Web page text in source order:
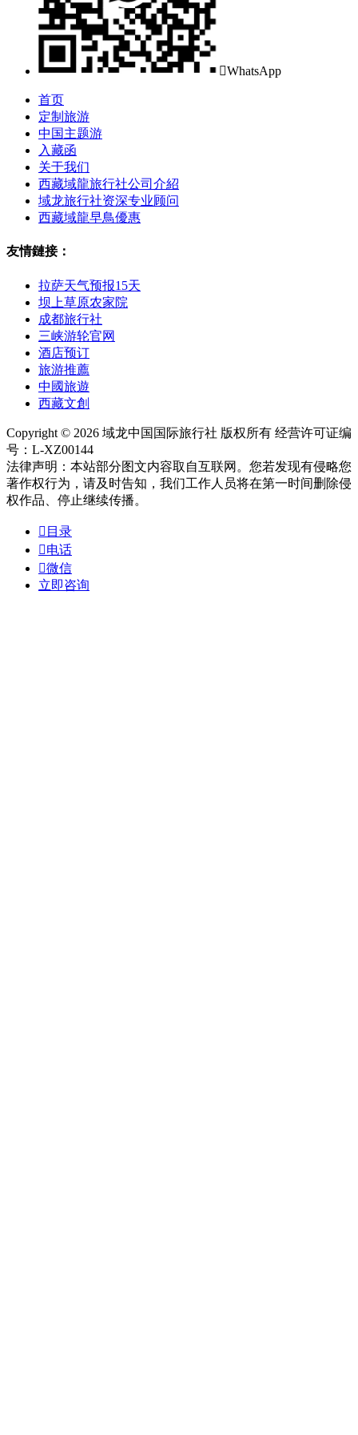
WhatsApp
首页
定制旅游
中国主题游
入藏函
关于我们
西藏域龍旅行社公司介紹
域龙旅行社资深专业顾问
西藏域龍早鳥優惠
友情鏈接：
拉萨天气预报15天
坝上草原农家院
成都旅行社
三峡游轮官网
酒店预订
旅游推薦
中國旅遊
西藏文創
Copyright © 2026 域龙中国国际旅行社 版权所有 经营许可证编
号：L-XZ00144
法律声明：本站部分图文内容取自互联网。您若发现有侵略您
著作权行为，请及时告知，我们工作人员将在第一时间删除侵
权作品、停止继续传播。
 目录
电话
微信
立即咨询